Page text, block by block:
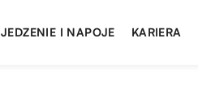
JEDZENIE I NAPOJE KARIERA